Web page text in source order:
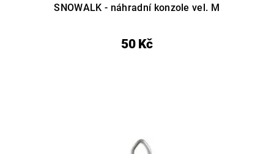
SNOWALK - náhradní konzole vel. M
50 Kč